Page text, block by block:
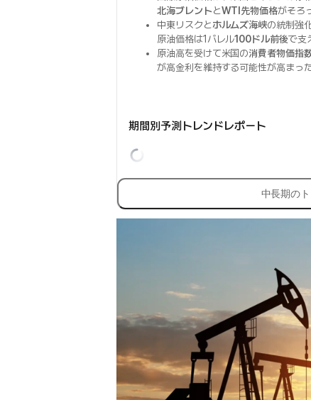
北海ブレントとWTI先物価格がそろ
中東リスクとホルムズ海峡の統制強
原油価格は1バレル100ドル前後で支
原油高を受けて米国の消費者物価指
が高金利を維持する可能性が高まった
期間別予測トレンドレポート
中長期の